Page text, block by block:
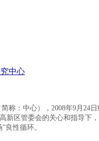
中心
称：中心），2008年9月24
新区管委会的关心和指导下
良性循环。